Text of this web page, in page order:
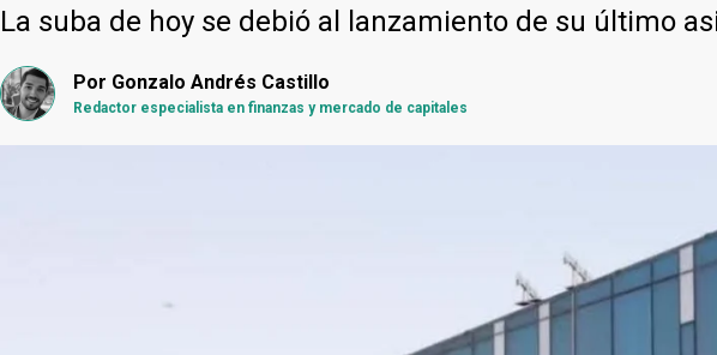
La suba de hoy se debió al lanzamiento de su último
Por Gonzalo Andrés Castillo
Redactor especialista en finanzas y mercado de capitales